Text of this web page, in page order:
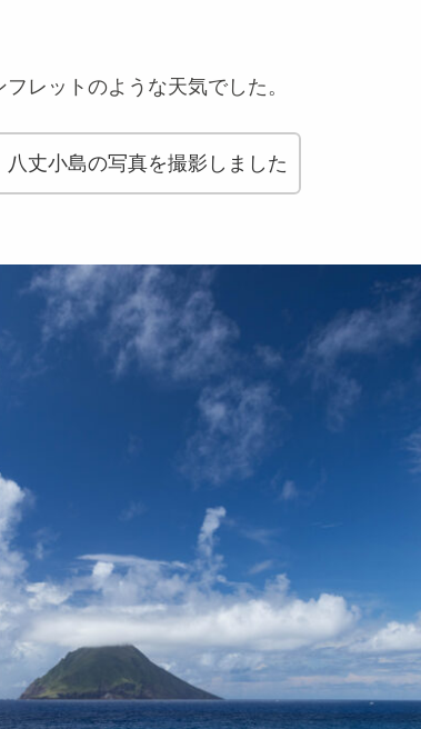
レットのような天気でした。
丈小島の写真を撮影しました